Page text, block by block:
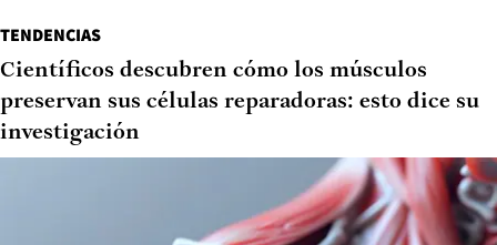
TENDENCIAS
Científicos descubren cómo los músculos
preservan sus células reparadoras: esto dice su
investigación